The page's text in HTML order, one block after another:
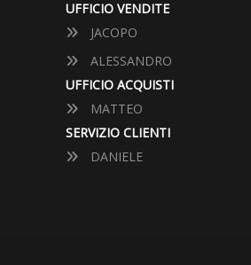
UFFICIO VENDITE
JACOPO
ALESSANDRO
UFFICIO ACQUISTI
MATTEO
SERVIZIO CLIENTI
DANIELE